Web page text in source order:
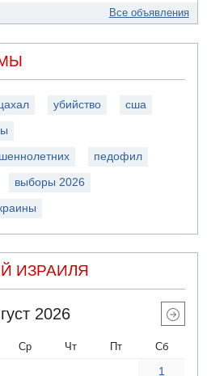
Все объявления
убийство сша
педофил
выборы 2026
ИЗРАИЛЯ
2026
Ср Чт Пт Сб
1